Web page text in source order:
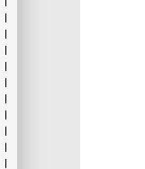
longueur
des